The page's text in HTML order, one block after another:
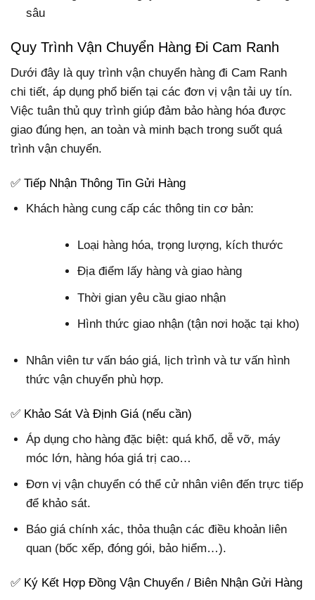
sâu
Quy Trình Vận Chuyển Hàng Đi Cam Ranh
Dưới đây là quy trình vận chuyển hàng đi Cam Ranh
chi tiết, áp dụng phổ biến tại các đơn vị vận tải uy tín.
Việc tuân thủ quy trình giúp đảm bảo hàng hóa được
giao đúng hẹn, an toàn và minh bạch trong suốt quá
trình vận chuyển.
✅ Tiếp Nhận Thông Tin Gửi Hàng
Khách hàng cung cấp các thông tin cơ bản:
Loại hàng hóa, trọng lượng, kích thước
Địa điểm lấy hàng và giao hàng
Thời gian yêu cầu giao nhận
Hình thức giao nhận (tận nơi hoặc tại kho)
Nhân viên tư vấn báo giá, lịch trình và tư vấn hình
thức vận chuyển phù hợp.
✅ Khảo Sát Và Định Giá (nếu cần)
Áp dụng cho hàng đặc biệt: quá khổ, dễ vỡ, máy
móc lớn, hàng hóa giá trị cao…
Đơn vị vận chuyển có thể cử nhân viên đến trực tiếp
để khảo sát.
Báo giá chính xác, thỏa thuận các điều khoản liên
quan (bốc xếp, đóng gói, bảo hiểm…).
✅ Ký Kết Hợp Đồng Vận Chuyển / Biên Nhận Gửi Hàng